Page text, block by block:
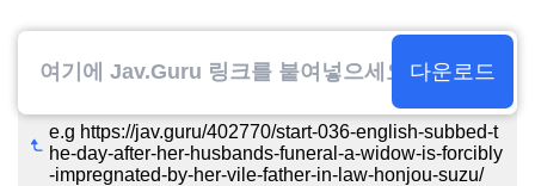
다운로드
e.g https://jav.guru/402770/start-036-english-subbed-t
he-day-after-her-husbands-funeral-a-widow-is-forcibly
-impregnated-by-her-vile-father-in-law-honjou-suzu/